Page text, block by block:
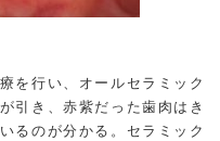
を行い、オールセラミック
引き、赤紫だった歯肉はき
るのが分かる。セラミック